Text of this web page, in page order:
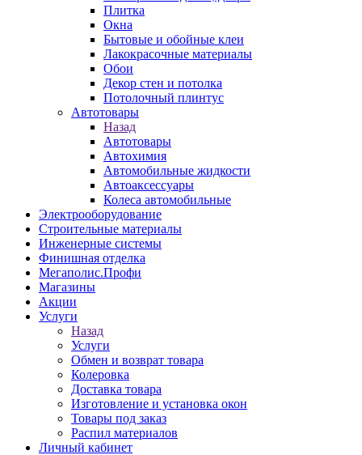
Плитка
Окна
Бытовые и обойные клеи
Лакокрасочные материалы
Обои
Декор стен и потолка
Потолочный плинтус
Автотовары
Назад
Автотовары
Автохимия
Автомобильные жидкости
Автоаксессуары
Колеса автомобильные
Электрооборудование
Строительные материалы
Инженерные системы
Финишная отделка
Мегаполис.Профи
Магазины
Акции
Услуги
Назад
Услуги
Обмен и возврат товара
Колеровка
Доставка товара
Изготовление и установка окон
Товары под заказ
Распил материалов
Личный кабинет